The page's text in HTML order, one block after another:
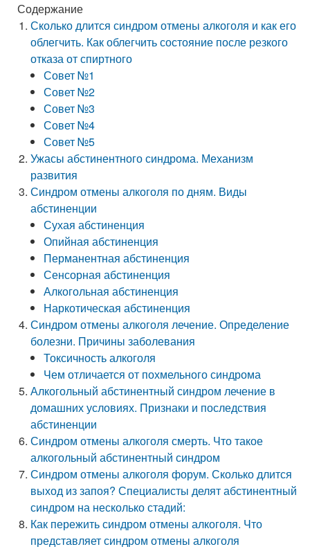
Содержание
Сколько длится синдром отмены алкоголя и как его
облегчить. Как облегчить состояние после резкого
отказа от спиртного
Совет №1
Совет №2
Совет №3
Совет №4
Совет №5
Ужасы абстинентного синдрома. Механизм
развития
Синдром отмены алкоголя по дням. Виды
абстиненции
Сухая абстиненция
Опийная абстиненция
Перманентная абстиненция
Сенсорная абстиненция
Алкогольная абстиненция
Наркотическая абстиненция
Синдром отмены алкоголя лечение. Определение
болезни. Причины заболевания
Токсичность алкоголя
Чем отличается от похмельного синдрома
Алкогольный абстинентный синдром лечение в
домашних условиях. Признаки и последствия
абстиненции
Синдром отмены алкоголя смерть. Что такое
алкогольный абстинентный синдром
Синдром отмены алкоголя форум. Сколько длится
выход из запоя? Специалисты делят абстинентный
синдром на несколько стадий:
Как пережить синдром отмены алкоголя. Что
представляет синдром отмены алкоголя